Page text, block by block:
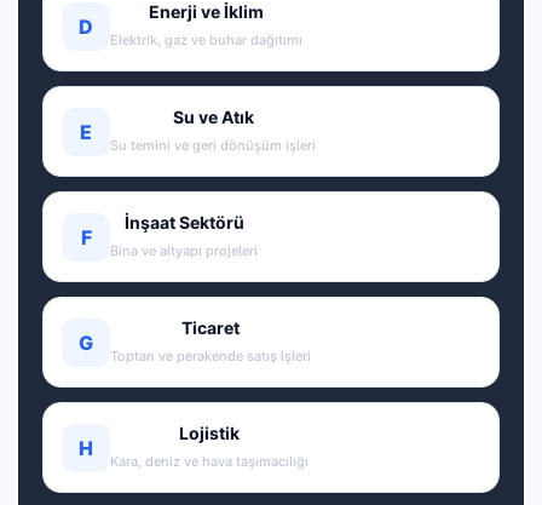
D
Enerji ve İklim
Elektrik, gaz ve buhar dağıtımı
E
Su ve Atık
Su temini ve geri dönüşüm işleri
F
İnşaat Sektörü
Bina ve altyapı projeleri
G
Ticaret
Toptan ve perakende satış işleri
H
Lojistik
Kara, deniz ve hava taşımacılığı